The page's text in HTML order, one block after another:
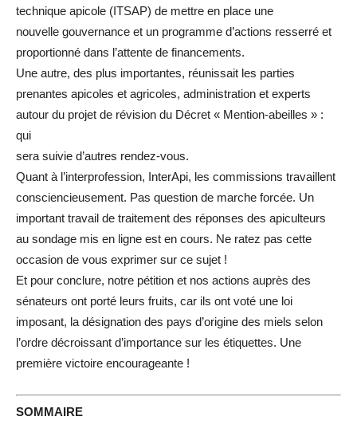
technique apicole (ITSAP) de mettre en place une
nouvelle gouvernance et un programme d’actions resserré et
proportionné dans l’attente de financements.
Une autre, des plus importantes, réunissait les parties
prenantes apicoles et agricoles, administration et experts
autour du projet de révision du Décret « Mention-abeilles » :
qui
sera suivie d’autres rendez-vous.
Quant à l’interprofession, InterApi, les commissions travaillent
consciencieusement. Pas question de marche forcée. Un
important travail de traitement des réponses des apiculteurs
au sondage mis en ligne est en cours. Ne ratez pas cette
occasion de vous exprimer sur ce sujet !
Et pour conclure, notre pétition et nos actions auprès des
sénateurs ont porté leurs fruits, car ils ont voté une loi
imposant, la désignation des pays d’origine des miels selon
l’ordre décroissant d’importance sur les étiquettes. Une
première victoire encourageante !
SOMMAIRE